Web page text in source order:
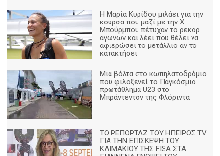
Η Μαρία Κυρίδου μιλάει για την
κούρσα που μαζί με την Χ.
Μπούρμπου πέτυχαν το ρεκορ
αγωνων και λέει που θέλει να
αφιερώσει το μετάλλιο αν το
κατακτήσει
Μια βόλτα στο κωπηλατοδρόμιο
που φιλοξενεί το Παγκόσμιο
πρωτάθλημα U23 στο
Μπράντεντον της Φλόριντα
ΤΟ ΡΕΠΟΡΤΑΖ ΤΟΥ ΗΠΕΙΡΟΣ TV
ΓΙΑ ΤΗΝ ΕΠΙΣΚΕΨΗ ΤΟΥ
ΚΛΙΜΑΚΙΟΥ ΤΗΣ FISA ΣΤΑ